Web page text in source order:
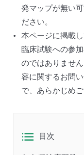
発マップが無い
ださい。
本ページに掲載
臨床試験への参
のではありませ
容に関するお問
で、あらかじめご
目次